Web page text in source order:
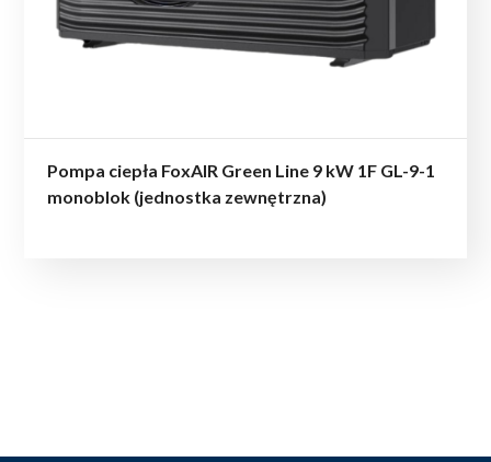
Pompa ciepła FoxAIR Green Line 9 kW 1F GL-9-1
monoblok (jednostka zewnętrzna)